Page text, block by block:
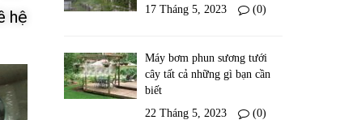
hệ
17 Tháng 5, 2023
(0)
Máy bơm phun sương tưới
cây tất cả những gì bạn cần
biết
22 Tháng 5, 2023
(0)